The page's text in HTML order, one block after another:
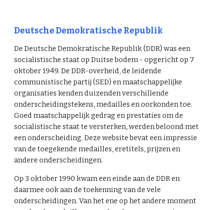
Deutsche Demokratische Republik
De Deutsche Demokratische Republik (DDR) was een
socialistische staat op Duitse bodem - opgericht op 7
oktober 1949. De DDR-overheid, de leidende
communistische partij (SED) en maatschappelijke
organisaties kenden duizenden verschillende
onderscheidingstekens, medailles en oorkonden toe.
Goed maatschappelijk gedrag en prestaties om de
socialistische staat te versterken, werden beloond met
een onderscheiding. Deze website bevat een impressie
van de toegekende medailles, eretitels, prijzen en
andere onderscheidingen.
Op 3 oktober 1990 kwam een einde aan de DDR en
daarmee ook aan de toekenning van de vele
onderscheidingen. Van het ene op het andere moment